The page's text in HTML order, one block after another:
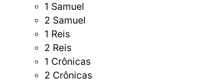
1 Samuel
2 Samuel
1 Reis
2 Reis
1 Crônicas
2 Crônicas